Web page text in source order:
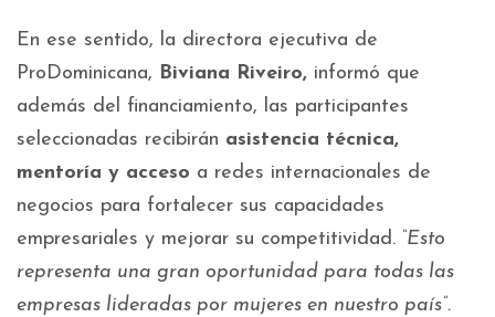
En ese sentido, la directora ejecutiva de
ProDominicana, Biviana Riveiro, informó que
además del financiamiento, las participantes
seleccionadas recibirán asistencia técnica,
mentoría y acceso a redes internacionales de
negocios para fortalecer sus capacidades
empresariales y mejorar su competitividad. “Esto
representa una gran oportunidad para todas las
empresas lideradas por mujeres en nuestro país”.